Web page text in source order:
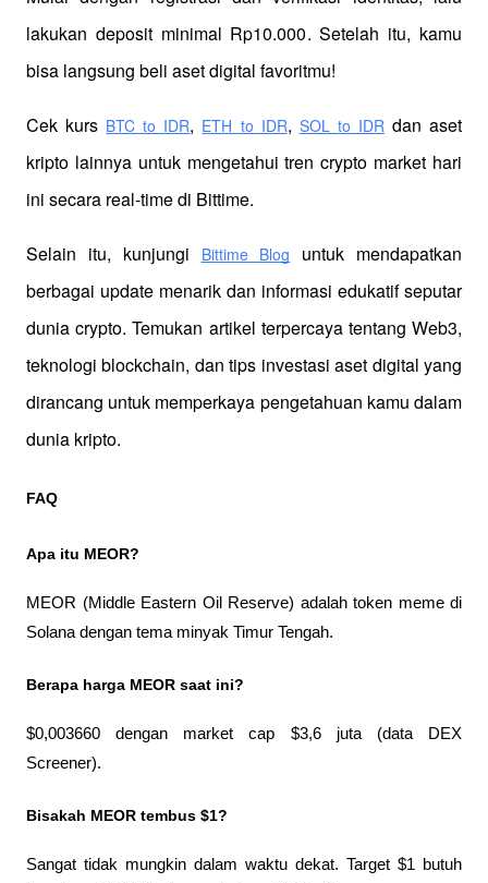
lakukan deposit minimal Rp10.000. Setelah itu, kamu
bisa langsung beli aset digital favoritmu!
Cek kurs BTC to IDR, ETH to IDR, SOL to IDR dan aset
kripto lainnya untuk mengetahui tren crypto market hari
ini secara real-time di Bittime.
Selain itu, kunjungi Bittime Blog
untuk mendapatkan
berbagai update menarik dan informasi edukatif seputar
dunia crypto. Temukan artikel terpercaya tentang Web3,
teknologi blockchain, dan tips investasi aset digital yang
dirancang untuk memperkaya pengetahuan kamu dalam
dunia kripto.
FAQ
Apa itu MEOR?
MEOR (Middle Eastern Oil Reserve) adalah token meme di
Solana dengan tema minyak Timur Tengah.
Berapa harga MEOR saat ini?
$0,003660 dengan market cap $3,6 juta (data DEX
Screener).
Bisakah MEOR tembus $1?
Sangat tidak mungkin dalam waktu dekat. Target $1 butuh